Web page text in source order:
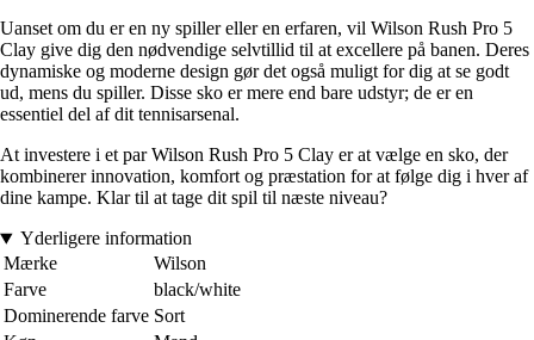
Uanset om du er en ny spiller eller en erfaren, vil Wilson Rush Pro 5
Clay give dig den nødvendige selvtillid til at excellere på banen. Deres
dynamiske og moderne design gør det også muligt for dig at se godt
ud, mens du spiller. Disse sko er mere end bare udstyr; de er en
essentiel del af dit tennisarsenal.
At investere i et par Wilson Rush Pro 5 Clay er at vælge en sko, der
kombinerer innovation, komfort og præstation for at følge dig i hver af
dine kampe. Klar til at tage dit spil til næste niveau?
Yderligere information
Mærke
Wilson
Farve
black/white
Dominerende farve Sort